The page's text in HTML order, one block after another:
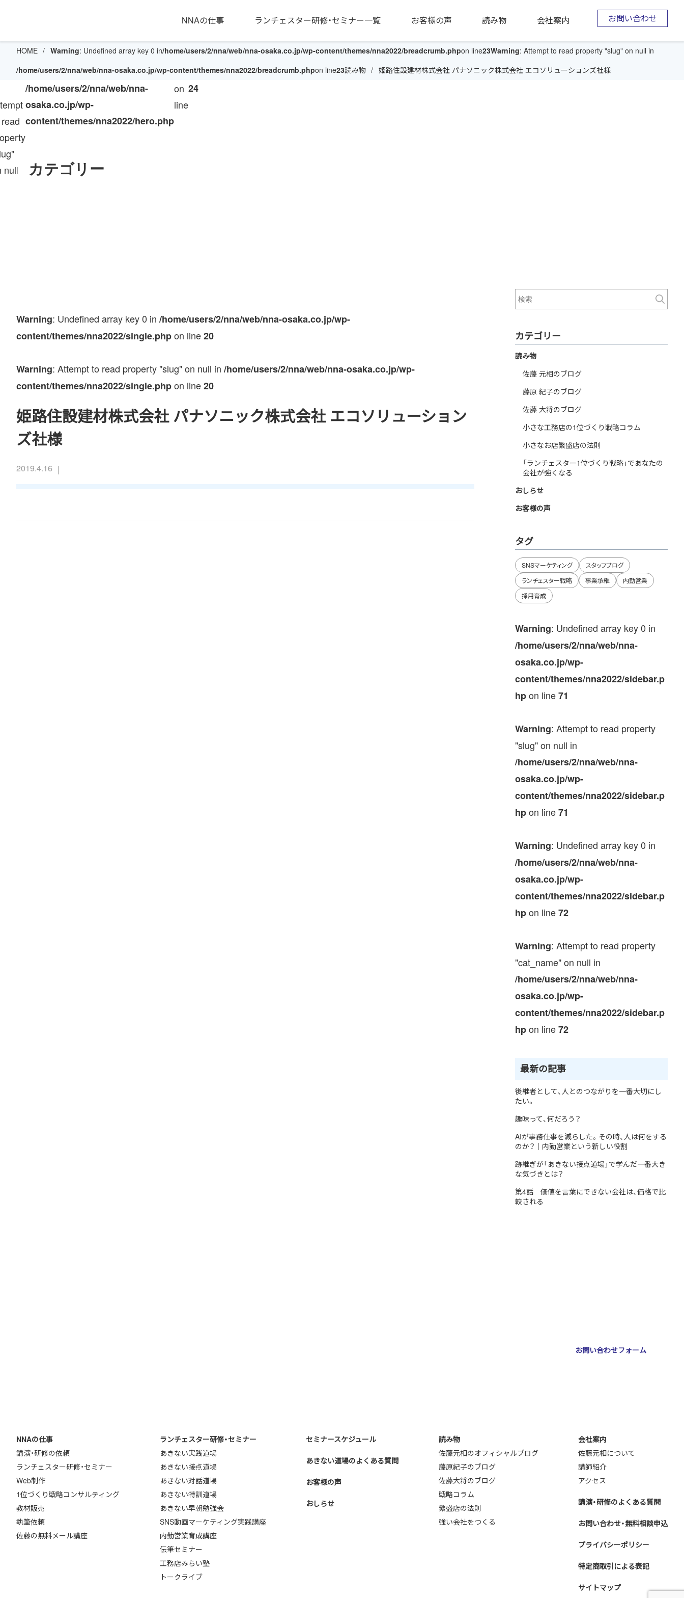
NNAの仕事 ランチェスター研修・セミナー一覧 お客様の声 読み物 会社案内 お問い合わせ
HOME Warning: Undefined array key 0 in/home/users/2/nna/web/nna-osaka.co.jp/wp-content/themes/nna2022/breadcrumb.phpon line23Warning: Attempt to read property "slug" on null in
/home/users/2/nna/web/nna-osaka.co.jp/wp-content/themes/nna2022/breadcrumb.phpon line23読み物 姫路住設建材株式会社 パナソニック株式会社 エコソリューションズ社様
null
/home/users/2/nna/web/nna-
osaka.co.jp/wp-
content/themes/nna2022/hero.php
on
line
24
カテゴリー
Warning: Undefined array key 0 in /home/users/2/nna/web/nna-osaka.co.jp/wp-
content/themes/nna2022/single.phpon line20
Warning: Attempt to read property "slug" on null in /home/users/2/nna/web/nna-osaka.co.jp/wp-
content/themes/nna2022/single.phpon line20
姫路住設建材株式会社 パナソニック株式会社 エコソリューション
ズ社様
2019.4.16 |
カテゴリー
読み物
佐藤 元相のブログ
藤原 紀子のブログ
佐藤 大将のブログ
小さな工務店の1位づくり戦略コラム
小さなお店繁盛店の法則
「ランチェスター1位づくり戦略」であなたの
会社が強くなる
おしらせ
お客様の声
タグ
SNSマーケティング
スタッフブログ
ランチェスター戦略
事業承継
内勤営業
採用育成
Warning: Undefined array key 0 in
/home/users/2/nna/web/nna-
osaka.co.jp/wp-
content/themes/nna2022/sidebar.p
hpon line71
Warning: Attempt to read property
"slug" on null in
/home/users/2/nna/web/nna-
osaka.co.jp/wp-
content/themes/nna2022/sidebar.p
hpon line71
Warning: Undefined array key 0 in
/home/users/2/nna/web/nna-
osaka.co.jp/wp-
content/themes/nna2022/sidebar.p
hpon line72
Warning: Attempt to read property
"cat_name" on null in
/home/users/2/nna/web/nna-
osaka.co.jp/wp-
content/themes/nna2022/sidebar.p
hpon line72
最新の記事
後継者として、人とのつながりを一番大切にし
たい。
趣味って、何だろう？
AIが事務仕事を減らした。その時、人は何をする
のか？｜内勤営業という新しい役割
跡継ぎが「あきない接点道場」で学んだ一番大き
な気づきとは？
第4話 価値を言葉にできない会社は、価格で比
較される
お問い合わせフォーム
NNAの仕事
講演・研修の依頼
ランチェスター研修・セミナー
Web制作
1位づくり戦略コンサルティング
教材販売
執筆依頼
佐藤の無料メール講座
ランチェスター研修・セミナー
あきない実践道場
あきない接点道場
あきない対話道場
あきない特訓道場
あきない早朝勉強会
SNS動画マーケティング実践講座
内勤営業育成講座
伝筆セミナー
工務店みらい塾
トークライブ
セミナースケジュール
あきない道場のよくある質問
お客様の声
おしらせ
読み物
佐藤元相のオフィシャルブログ
藤原紀子のブログ
佐藤大将のブログ
戦略コラム
繁盛店の法則
強い会社をつくる
会社案内
佐藤元相について
講師紹介
アクセス
講演・研修のよくある質問
お問い合わせ・無料相談申込
プライバシーポリシー
特定商取引による表記
サイトマップ